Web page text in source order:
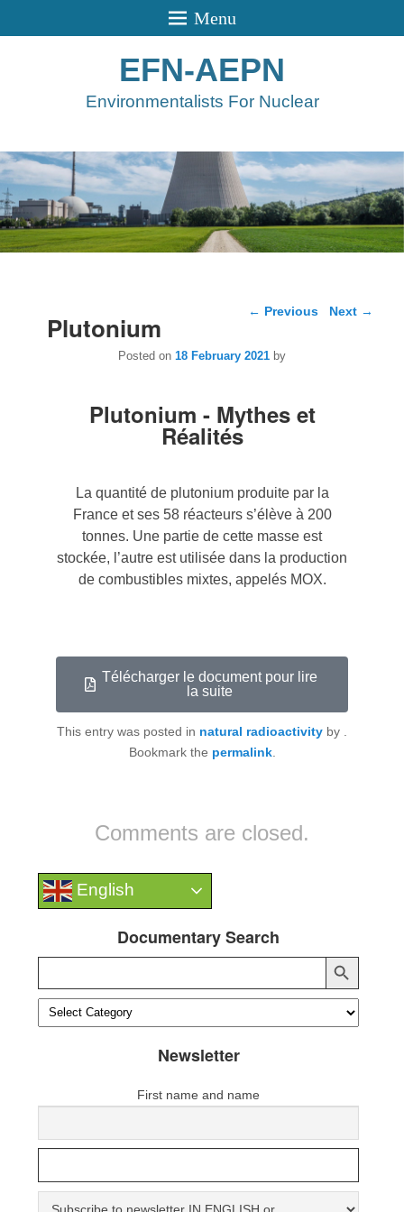
Menu
EFN-AEPN
Environmentalists For Nuclear
Post navigation
← Previous Next →
Plutonium
Posted on 18 February 2021 by
Plutonium - Mythes et
Réalités
La quantité de plutonium produite par la
France et ses 58 réacteurs s’élève à 200
tonnes. Une partie de cette masse est
stockée, l’autre est utilisée dans la production
de combustibles mixtes, appelés MOX.
Télécharger le document pour lire
la suite
This entry was posted in natural radioactivity by
Bookmark the permalink.
Comments are closed.
English
Documentary Search
Search
Search Button
Newsletter
First name and name